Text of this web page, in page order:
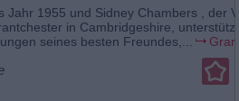
Jahr 1955 und Sidney Chambers , der
in Cambridgeshire,
seines besten Freundes,...